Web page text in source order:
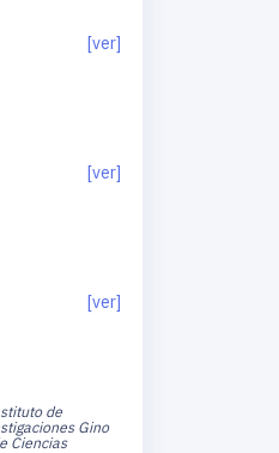
[ver]
[ver]
[ver]
de
Gino
Ciencias